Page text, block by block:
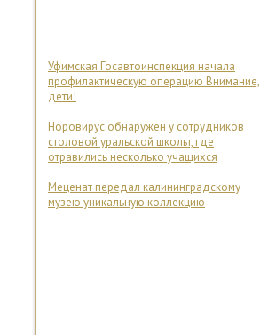
Уфимская Госавтоинспекция начала
профилактическую операцию Внимание,
дети!
Норовирус обнаружен у сотрудников
столовой уральской школы, где
отравились несколько учащихся
Меценат передал калининградскому
музею уникальную коллекцию